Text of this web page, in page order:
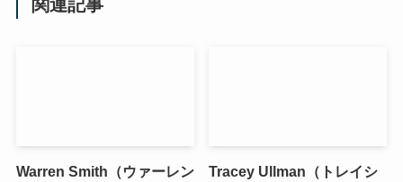
関連記事
Warren Smith（ウァーレン
Tracey Ullman（トレイシ